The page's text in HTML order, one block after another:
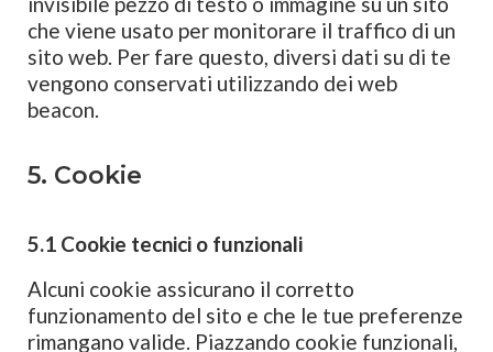
che viene usato per monitorare il traffico di un
sito web. Per fare questo, diversi dati su di te
vengono conservati utilizzando dei web
beacon.
5. Cookie
5.1 Cookie tecnici o funzionali
Alcuni cookie assicurano il corretto
funzionamento del sito e che le tue preferenze
rimangano valide. Piazzando cookie funzionali,